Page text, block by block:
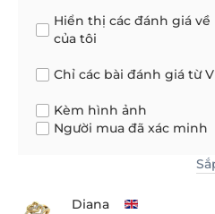
Hiển thị các đánh giá
của tôi
Chỉ các bài đánh giá từ
Kèm hình ảnh
Người mua đã xác minh
Diana